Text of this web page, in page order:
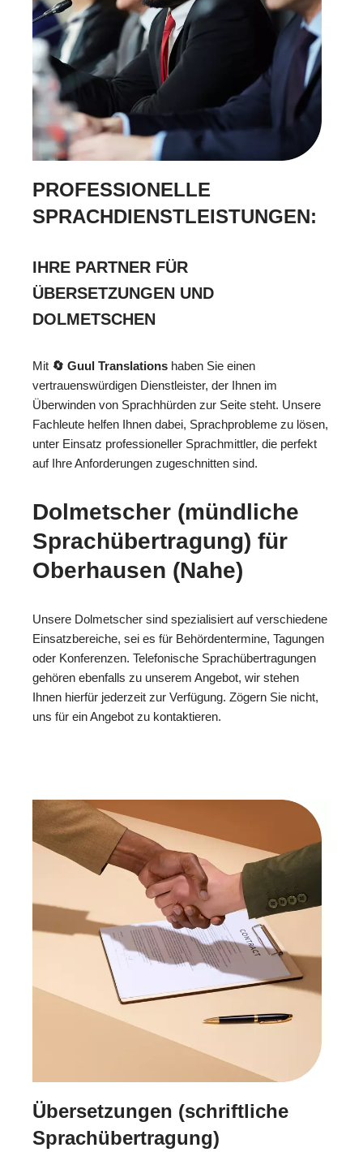
PROFESSIONELLE
SPRACHDIENSTLEISTUNGEN:
IHRE PARTNER FÜR
ÜBERSETZUNGEN UND
DOLMETSCHEN
Mit 🔄 Guul Translations haben Sie einen
vertrauenswürdigen Dienstleister, der Ihnen im
Überwinden von Sprachhürden zur Seite steht. Unsere
Fachleute helfen Ihnen dabei, Sprachprobleme zu lösen,
unter Einsatz professioneller Sprachmittler, die perfekt
auf Ihre Anforderungen zugeschnitten sind.
Dolmetscher (mündliche
Sprachübertragung) für
Oberhausen (Nahe)
Unsere Dolmetscher sind spezialisiert auf verschiedene
Einsatzbereiche, sei es für Behördentermine, Tagungen
oder Konferenzen. Telefonische Sprachübertragungen
gehören ebenfalls zu unserem Angebot, wir stehen
Ihnen hierfür jederzeit zur Verfügung. Zögern Sie nicht,
uns für ein Angebot zu kontaktieren.
Übersetzungen (schriftliche
Sprachübertragung)